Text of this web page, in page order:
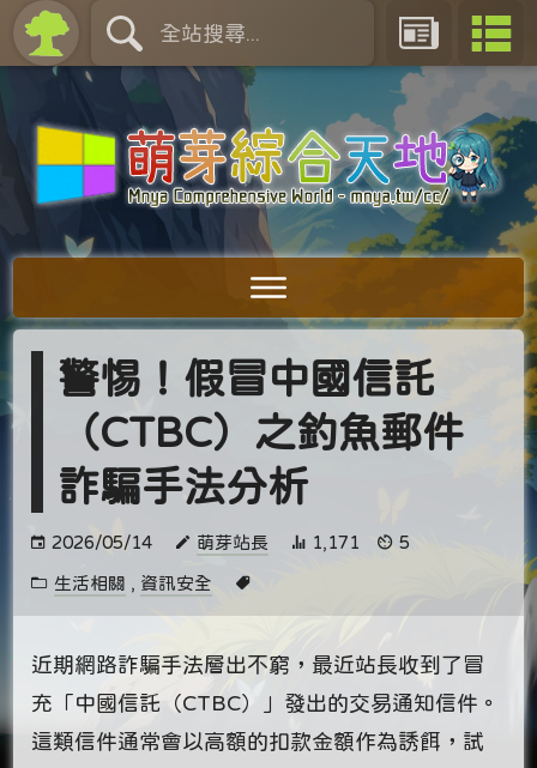
警惕！假冒中國信託
（CTBC）之釣魚郵件
詐騙手法分析
2026/05/14 萌芽站長 1,171 5
生活相關 , 資訊安全
近期網路詐騙手法層出不窮，最近站長收到了冒
充「中國信託（CTBC）」發出的交易通知信件。
這類信件通常會以高額的扣款金額作為誘餌，試